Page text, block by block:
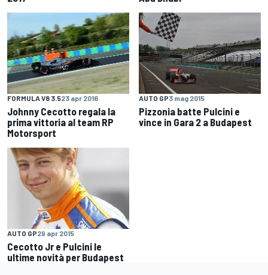
FORMULA V8 3.523 apr 2016
Johnny Cecotto regala la
prima vittoria al team RP
Motorsport
AUTO GP3 mag 2015
Pizzonia batte Pulcini e
vince in Gara 2 a Budapest
AUTO GP29 apr 2015
Cecotto Jr e Pulcini le
ultime novità per Budapest